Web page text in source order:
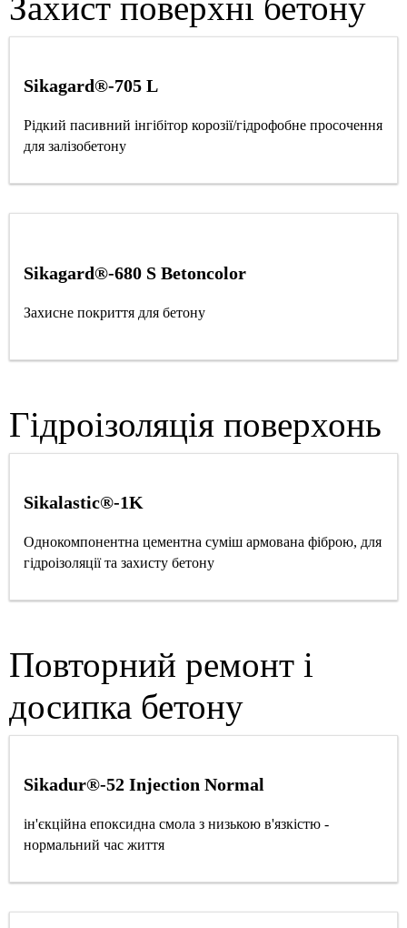
Захист поверхні бетону
Sikagard®-705 L
Рідкий пасивний інгібітор корозії/гідрофобне просочення
для залізобетону
Sikagard®-680 S Betoncolor
Захисне покриття для бетону
Гідроізоляція поверхонь
Sikalastic®-1K
Однокомпонентна цементна суміш армована фіброю, для
гідроізоляції та захисту бетону
Повторний ремонт і
досипка бетону
Sikadur®-52 Injection Normal
ін'єкційна епоксидна смола з низькою в'язкістю -
нормальний час життя